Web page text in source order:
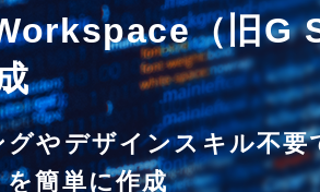
（旧G
やデザインスキル不要
簡単に作成